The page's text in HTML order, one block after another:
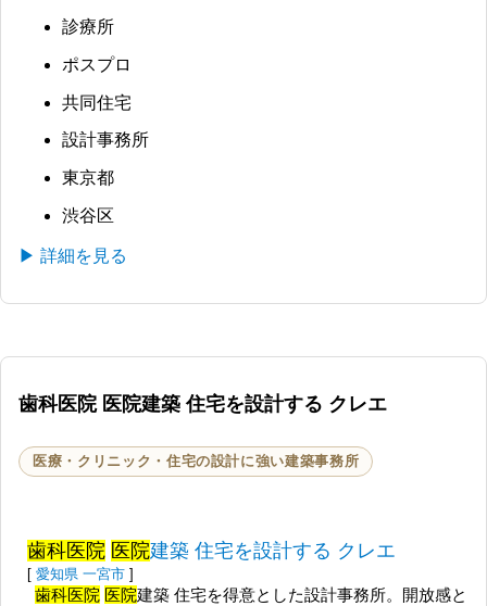
診療所
ポスプロ
共同住宅
設計事務所
東京都
渋谷区
▶ 詳細を見る
歯科医院 医院建築 住宅を設計する クレエ
医療・クリニック・住宅の設計に強い建築事務所
歯科医院 医院建築 住宅を設計する クレエ
[ 愛知県 一宮市 ]
歯科医院 医院建築 住宅を得意とした設計事務所。開放感と